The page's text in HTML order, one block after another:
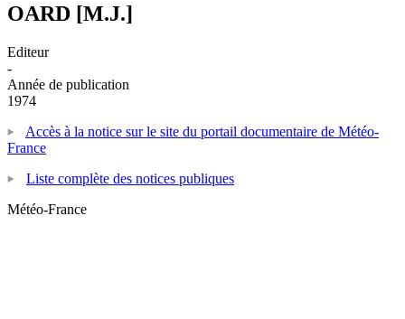
OARD [M.J.]
Editeur
-
Année de publication
1974
Accès à la notice sur le site du portail documentaire de Météo-
France
Liste complète des notices publiques
Météo-France